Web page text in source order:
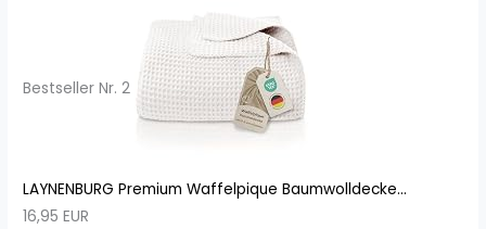
Bestseller Nr. 2
LAYNENBURG Premium Waffelpique Baumwolldecke...
16,95 EUR